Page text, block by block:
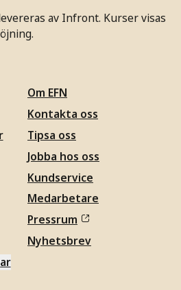
av Infront. Kurser visas
Om EFN
Kontakta oss
Tipsa oss
Jobba hos oss
Kundservice
Medarbetare
Pressrum
Nyhetsbrev